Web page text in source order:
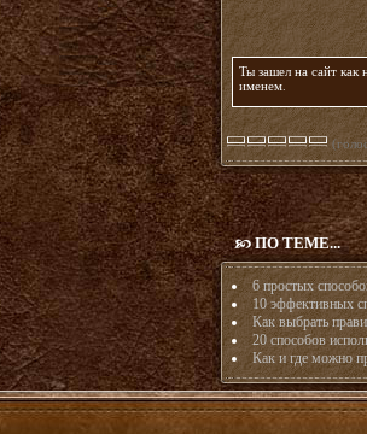
Ты зашел на сайт как
именем
ПО ТЕМЕ...
6 простых
10 эффективных
Как выбрать
20 способов
Как и где можно